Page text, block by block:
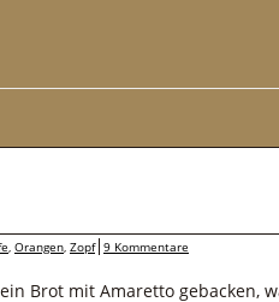
, Orangen, Zopf 9 Kommentare
ein Brot mit Amaretto gebacken,